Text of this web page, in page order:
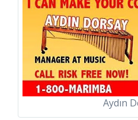
Aydın